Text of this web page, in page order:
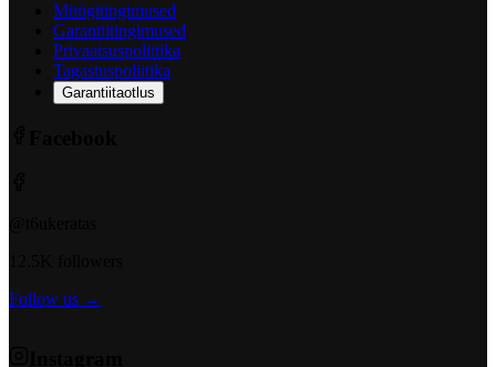
Müügitingimused
Garantiitingimused
Privaatsuspoliitika
Tagastuspoliitika
Garantiitaotlus
Follow us →